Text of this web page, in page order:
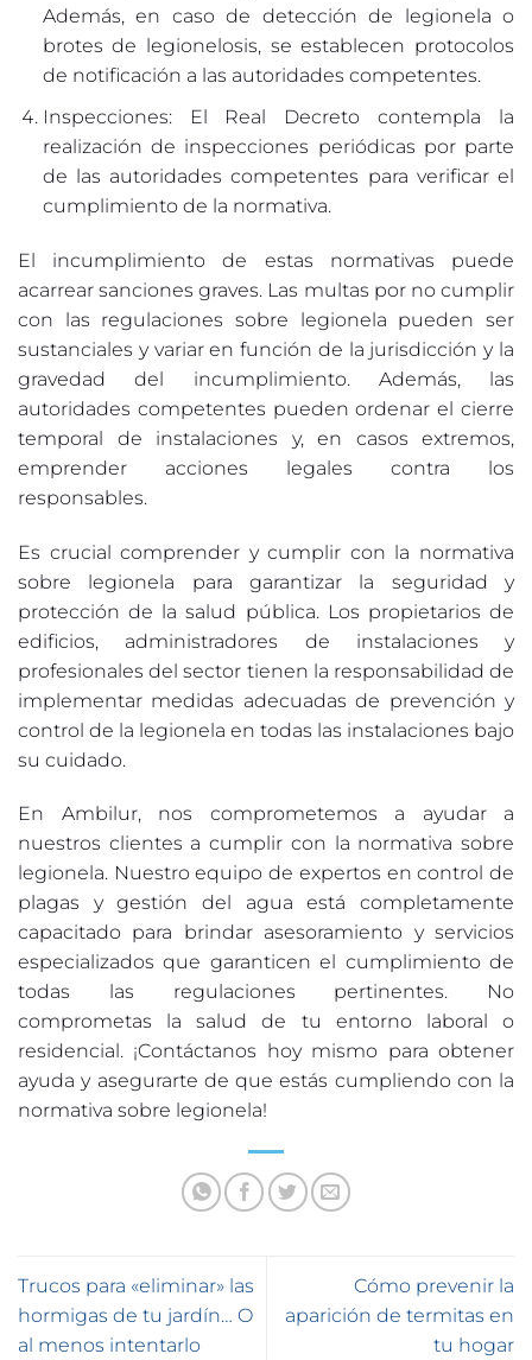
Además, en caso de detección de legionela o
brotes de legionelosis, se establecen protocolos
de notificación a las autoridades competentes.
Inspecciones: El Real Decreto contempla la
realización de inspecciones periódicas por parte
de las autoridades competentes para verificar el
cumplimiento de la normativa.
El incumplimiento de estas normativas puede
acarrear sanciones graves. Las multas por no cumplir
con las regulaciones sobre legionela pueden ser
sustanciales y variar en función de la jurisdicción y la
gravedad del incumplimiento. Además, las
autoridades competentes pueden ordenar el cierre
temporal de instalaciones y, en casos extremos,
emprender acciones legales contra los
responsables.
Es crucial comprender y cumplir con la normativa
sobre legionela para garantizar la seguridad y
protección de la salud pública. Los propietarios de
edificios, administradores de instalaciones y
profesionales del sector tienen la responsabilidad de
implementar medidas adecuadas de prevención y
control de la legionela en todas las instalaciones bajo
su cuidado.
En Ambilur, nos comprometemos a ayudar a
nuestros clientes a cumplir con la normativa sobre
legionela. Nuestro equipo de expertos en control de
plagas y gestión del agua está completamente
capacitado para brindar asesoramiento y servicios
especializados que garanticen el cumplimiento de
todas las regulaciones pertinentes. No
comprometas la salud de tu entorno laboral o
residencial. ¡Contáctanos hoy mismo para obtener
ayuda y asegurarte de que estás cumpliendo con la
normativa sobre legionela!
Trucos para «eliminar» las
hormigas de tu jardín… O
al menos intentarlo
Cómo prevenir la
aparición de termitas en
tu hogar